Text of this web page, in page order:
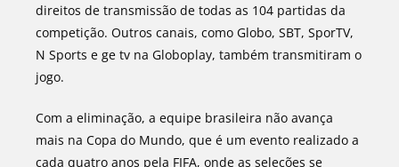
direitos de transmissão de todas as 104 partidas da
competição. Outros canais, como Globo, SBT, SporTV,
N Sports e ge tv na Globoplay, também transmitiram o
jogo.
Com a eliminação, a equipe brasileira não avança
mais na Copa do Mundo, que é um evento realizado a
cada quatro anos pela FIFA, onde as seleções se